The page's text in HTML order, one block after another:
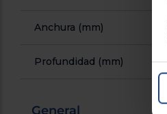
Anchura (mm)
Profundidad (mm)
General